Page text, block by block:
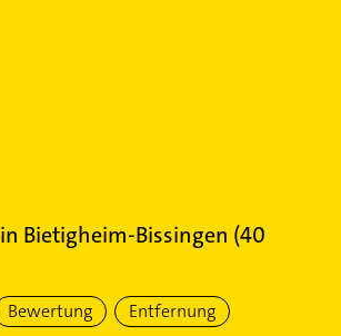
in Bietigheim-Bissingen (40
Bewertung Entfernung